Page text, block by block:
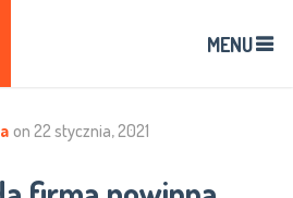
MENU
on 22 stycznia, 2021